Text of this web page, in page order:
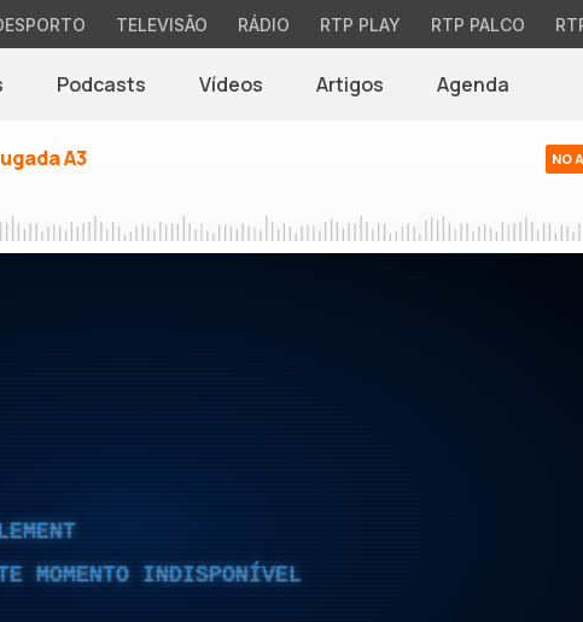
TELEVISÃO RÁDIO RTP PLAY RTP PALCO
Podcasts Vídeos Artigos Agenda
A3 NO
MOMENTO INDISPONÍVEL